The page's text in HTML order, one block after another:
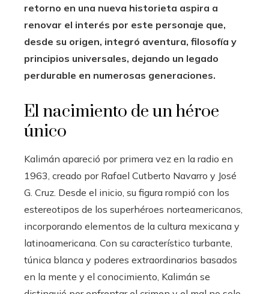
retorno en una nueva historieta aspira a
renovar el interés por este personaje que,
desde su origen, integró aventura, filosofía y
principios universales, dejando un legado
perdurable en numerosas generaciones.
El nacimiento de un héroe
único
Kalimán apareció por primera vez en la radio en
1963, creado por Rafael Cutberto Navarro y José
G. Cruz. Desde el inicio, su figura rompió con los
estereotipos de los superhéroes norteamericanos,
incorporando elementos de la cultura mexicana y
latinoamericana. Con su característico turbante,
túnica blanca y poderes extraordinarios basados
en la mente y el conocimiento, Kalimán se